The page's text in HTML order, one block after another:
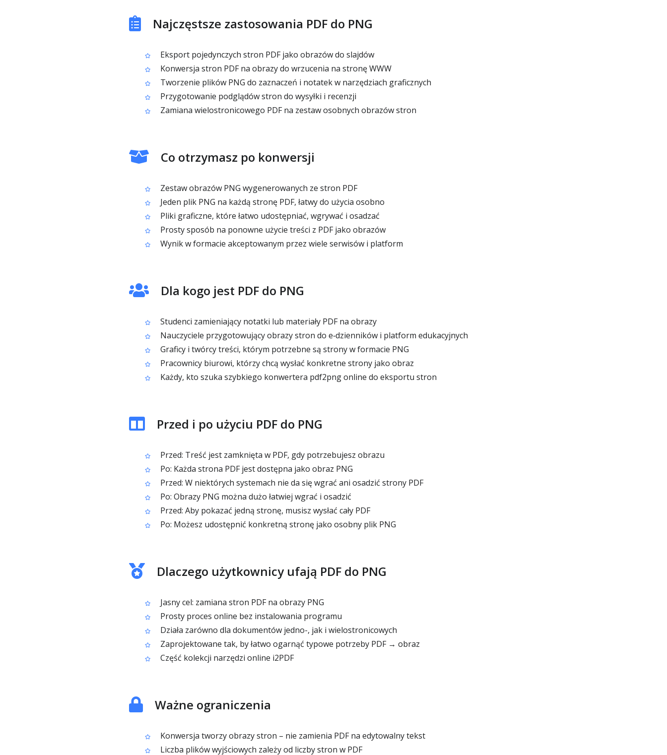
Najczęstsze zastosowania PDF do PNG
Eksport pojedynczych stron PDF jako obrazów do slajdów
Konwersja stron PDF na obrazy do wrzucenia na stronę WWW
Tworzenie plików PNG do zaznaczeń i notatek w narzędziach graficznych
Przygotowanie podglądów stron do wysyłki i recenzji
Zamiana wielostronicowego PDF na zestaw osobnych obrazów stron
Co otrzymasz po konwersji
Zestaw obrazów PNG wygenerowanych ze stron PDF
Jeden plik PNG na każdą stronę PDF, łatwy do użycia osobno
Pliki graficzne, które łatwo udostępniać, wgrywać i osadzać
Prosty sposób na ponowne użycie treści z PDF jako obrazów
Wynik w formacie akceptowanym przez wiele serwisów i platform
Dla kogo jest PDF do PNG
Studenci zamieniający notatki lub materiały PDF na obrazy
Nauczyciele przygotowujący obrazy stron do e‑dzienników i platform edukacyjnych
Graficy i twórcy treści, którym potrzebne są strony w formacie PNG
Pracownicy biurowi, którzy chcą wysłać konkretne strony jako obraz
Każdy, kto szuka szybkiego konwertera pdf2png online do eksportu stron
Przed i po użyciu PDF do PNG
Przed: Treść jest zamknięta w PDF, gdy potrzebujesz obrazu
Po: Każda strona PDF jest dostępna jako obraz PNG
Przed: W niektórych systemach nie da się wgrać ani osadzić strony PDF
Po: Obrazy PNG można dużo łatwiej wgrać i osadzić
Przed: Aby pokazać jedną stronę, musisz wysłać cały PDF
Po: Możesz udostępnić konkretną stronę jako osobny plik PNG
Dlaczego użytkownicy ufają PDF do PNG
Jasny cel: zamiana stron PDF na obrazy PNG
Prosty proces online bez instalowania programu
Działa zarówno dla dokumentów jedno-, jak i wielostronicowych
Zaprojektowane tak, by łatwo ogarnąć typowe potrzeby PDF → obraz
Część kolekcji narzędzi online i2PDF
Ważne ograniczenia
Konwersja tworzy obrazy stron – nie zamienia PDF na edytowalny tekst
Liczba plików wyjściowych zależy od liczby stron w PDF